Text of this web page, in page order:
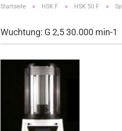
Startseite » HSK F » HSK 50 F »
Wuchtung: G 2,5 30.000 min-1